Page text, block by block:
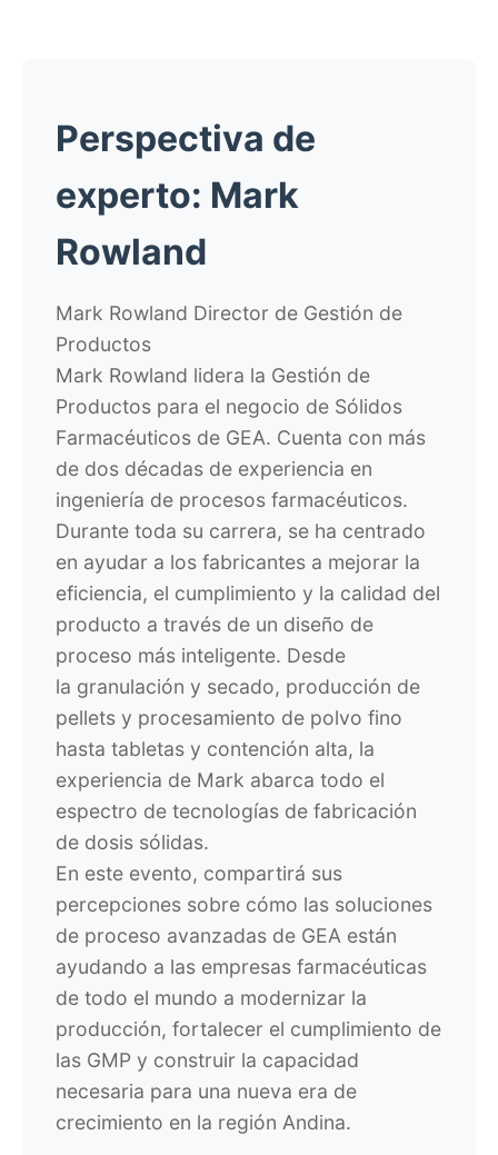
Perspectiva de
experto: Mark
Rowland
Mark Rowland Director de Gestión de
Productos
Mark Rowland lidera la Gestión de
Productos para el negocio de Sólidos
Farmacéuticos de GEA. Cuenta con más
de dos décadas de experiencia en
ingeniería de procesos farmacéuticos.
Durante toda su carrera, se ha centrado
en ayudar a los fabricantes a mejorar la
eficiencia, el cumplimiento y la calidad del
producto a través de un diseño de
proceso más inteligente. Desde
la granulación y secado, producción de
pellets y procesamiento de polvo fino
hasta tabletas y contención alta, la
experiencia de Mark abarca todo el
espectro de tecnologías de fabricación
de dosis sólidas.
En este evento, compartirá sus
percepciones sobre cómo las soluciones
de proceso avanzadas de GEA están
ayudando a las empresas farmacéuticas
de todo el mundo a modernizar la
producción, fortalecer el cumplimiento de
las GMP y construir la capacidad
necesaria para una nueva era de
crecimiento en la región Andina.